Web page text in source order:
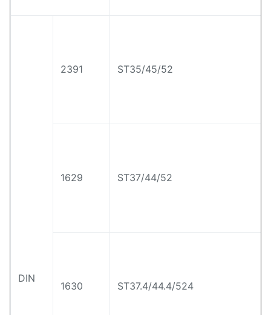
DIN
2391 ST35/45/52
1629 ST37/44/52
1630 ST37.4/44.4/524